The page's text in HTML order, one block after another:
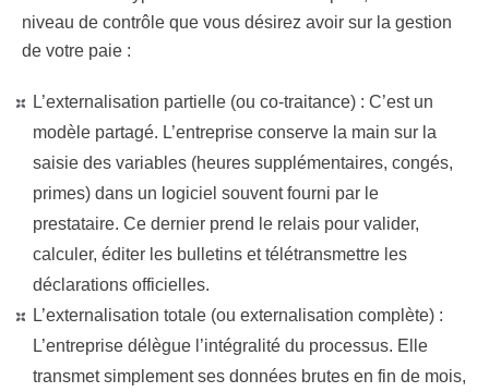
niveau de contrôle que vous désirez avoir sur la gestion
de votre paie :
L’externalisation partielle (ou co-traitance) : C’est un
modèle partagé. L’entreprise conserve la main sur la
saisie des variables (heures supplémentaires, congés,
primes) dans un logiciel souvent fourni par le
prestataire. Ce dernier prend le relais pour valider,
calculer, éditer les bulletins et télétransmettre les
déclarations officielles.
L’externalisation totale (ou externalisation complète) :
L’entreprise délègue l’intégralité du processus. Elle
transmet simplement ses données brutes en fin de mois,